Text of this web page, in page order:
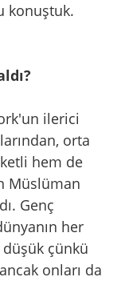
konuştuk.
ilerici
orta
hem de
Müslüman
Genç
her
çünkü
onları da